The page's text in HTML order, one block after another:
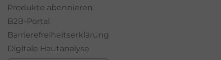
Produkte abonnieren
B2B-Portal
Barrierefreiheitserklärung
Digitale Hautanalyse